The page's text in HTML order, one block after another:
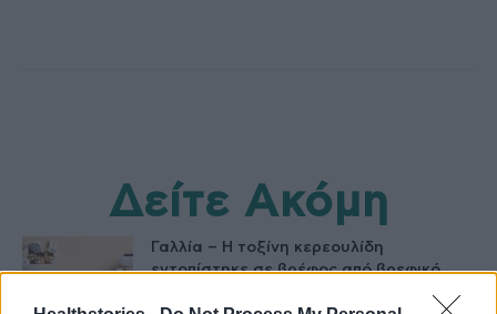
Δείτε Ακόμη
Γαλλία – Η τοξίνη κερεουλίδη
εντοπίστηκε σε βρέφος από βρεφικό